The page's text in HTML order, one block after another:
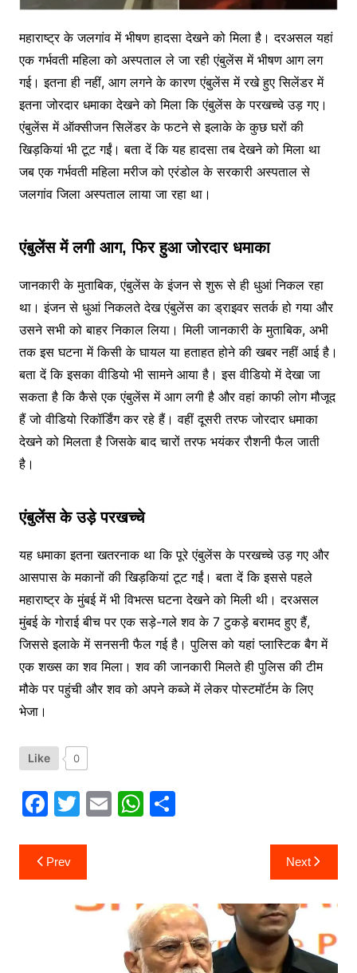
महाराष्ट्र के जलगांव में भीषण हादसा देखने को मिला है। दरअसल यहां
एक गर्भवती महिला को अस्पताल ले जा रही एंबुलेंस में भीषण आग लग
गई। इतना ही नहीं, आग लगने के कारण एंबुलेंस में रखे हुए सिलेंडर में
इतना जोरदार धमाका देखने को मिला कि एंबुलेंस के परखच्चे उड़ गए।
एंबुलेंस में ऑक्सीजन सिलेंडर के फटने से इलाके के कुछ घरों की
खिड़कियां भी टूट गईं। बता दें कि यह हादसा तब देखने को मिला था
जब एक गर्भवती महिला मरीज को एरंडोल के सरकारी अस्पताल से
जलगांव जिला अस्पताल लाया जा रहा था।
एंबुलेंस में लगी आग, फिर हुआ जोरदार धमाका
जानकारी के मुताबिक, एंबुलेंस के इंजन से शुरू से ही धुआं निकल रहा
था। इंजन से धुआं निकलते देख एंबुलेंस का ड्राइवर सतर्क हो गया और
उसने सभी को बाहर निकाल लिया। मिली जानकारी के मुताबिक, अभी
तक इस घटना में किसी के घायल या हताहत होने की खबर नहीं आई है।
बता दें कि इसका वीडियो भी सामने आया है। इस वीडियो में देखा जा
सकता है कि कैसे एक एंबुलेंस में आग लगी है और वहां काफी लोग मौजूद
हैं जो वीडियो रिकॉर्डिंग कर रहे हैं। वहीं दूसरी तरफ जोरदार धमाका
देखने को मिलता है जिसके बाद चारों तरफ भयंकर रौशनी फैल जाती
है।
एंबुलेंस के उड़े परखच्चे
यह धमाका इतना खतरनाक था कि पूरे एंबुलेंस के परखच्चे उड़ गए और
आसपास के मकानों की खिड़कियां टूट गईं। बता दें कि इससे पहले
महाराष्ट्र के मुंबई में भी विभत्स घटना देखने को मिली थी। दरअसल
मुंबई के गोराई बीच पर एक सड़े-गले शव के 7 टुकड़े बरामद हुए हैं,
जिससे इलाके में सनसनी फैल गई है। पुलिस को यहां प्लास्टिक बैग में
एक शख्स का शव मिला। शव की जानकारी मिलते ही पुलिस की टीम
मौके पर पहुंची और शव को अपने कब्जे में लेकर पोस्टमॉर्टम के लिए
भेजा।
Like 0
F
c
e
T
itt
er
E W
A
p
p
S
PostPrev Next